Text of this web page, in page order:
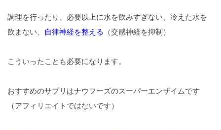
調理を行ったり、必要以上に水を飲みすぎない、冷えた水を
飲まない、
自律神経を整える （交感神経を抑制）
こういったことも必要になります。
おすすめのサプリはナウフーズのスーパーエンザイムです
（アフィリエイトではないです）